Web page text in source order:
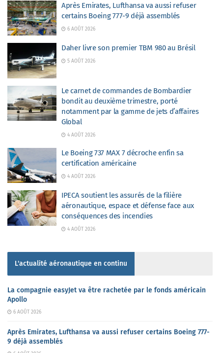
Après Emirates, Lufthansa va aussi refuser
certains Boeing 777-9 déjà assemblés
6 AOÛT 2026
Daher livre son premier TBM 980 au Brésil
5 AOÛT 2026
Le carnet de commandes de Bombardier
bondit au deuxième trimestre, porté
notamment par la gamme de jets d’affaires
Global
4 AOÛT 2026
Le Boeing 737 MAX 7 décroche enfin sa
certification américaine
4 AOÛT 2026
IPECA soutient les assurés de la filière
aéronautique, espace et défense face aux
conséquences des incendies
4 AOÛT 2026
L'actualité aéronautique en continu
La compagnie easyJet va être rachetée par le fonds américain
Apollo
6 AOÛT 2026
Après Emirates, Lufthansa va aussi refuser certains Boeing 777-
9 déjà assemblés